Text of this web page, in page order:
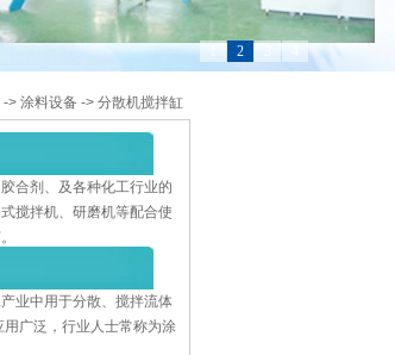
2
-> 涂料设备 -> 分散机搅拌缸
合剂、及各种化工行业的
搅拌机、研磨机等配合使
业中用于分散、搅拌流体
广泛，行业人士常称为涂